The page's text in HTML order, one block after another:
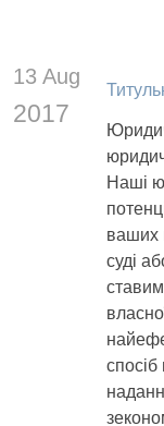
13 Aug
2017
Наші
ваших
суді